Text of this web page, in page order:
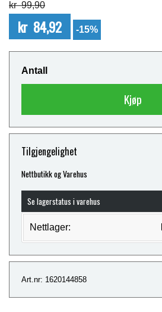
kr 99,90
kr 84,92 -15%
Antall
Kjøp
Tilgjengelighet
Nettbutikk og Varehus
Se lagerstatus i varehus
Nettlager:
Art.nr: 1620144858